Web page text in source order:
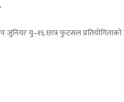
यु–१६ छात्र फुटसल प्रतियोगिताको